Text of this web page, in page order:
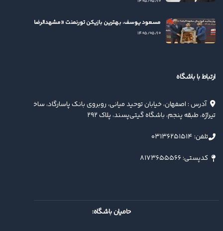
مسعود یوسف، بهترین بازیکن تورنمنت «مشهدالرضا(ع)» شد
۱۴۰۵/۰۵/۱۰
ارتباط با باشگاه
آدرس : اصفهان، خیابان توحید میانی، روبروی بانک پاسارگاد، ساختمان
تیراژه، طبقه پنجم، باشگاه گیتی‌پسند، پلاک ۲۹۲
تلفن: ۰۳۱۳۶۲۵۱۵۱۴
کدپستی: ۸۱۷۳۶۵۵۵۶۶
حامیان باشگاه: